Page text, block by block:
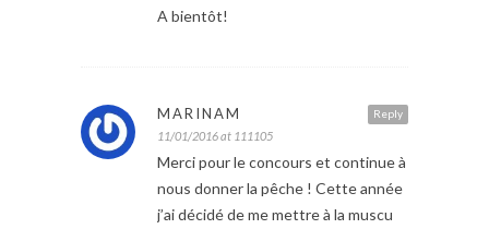
A bientôt!
Reply
MARINAM
11/01/2016 at 111105
Merci pour le concours et continue à
nous donner la pêche ! Cette année
j’ai décidé de me mettre à la muscu